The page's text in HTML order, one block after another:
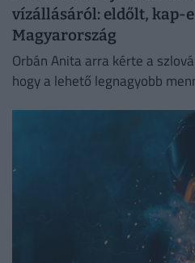
vízállásáról: eldőlt, kap-
Magyarország
Orbán Anita arra kérte a
hogy a lehető legnagyobb